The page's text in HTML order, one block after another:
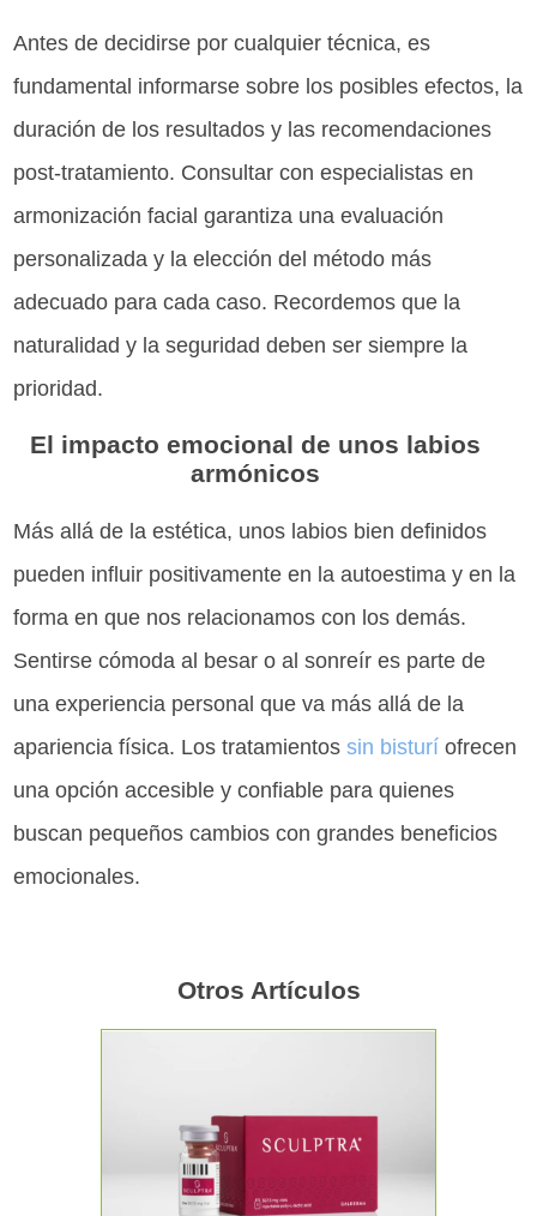
Antes de decidirse por cualquier técnica, es
fundamental informarse sobre los posibles efectos, la
duración de los resultados y las recomendaciones
post-tratamiento. Consultar con especialistas en
armonización facial garantiza una evaluación
personalizada y la elección del método más
adecuado para cada caso. Recordemos que la
naturalidad y la seguridad deben ser siempre la
prioridad.
El impacto emocional de unos labios
armónicos
Más allá de la estética, unos labios bien definidos
pueden influir positivamente en la autoestima y en la
forma en que nos relacionamos con los demás.
Sentirse cómoda al besar o al sonreír es parte de
una experiencia personal que va más allá de la
apariencia física. Los tratamientossin bisturí ofrecen
una opción accesible y confiable para quienes
buscan pequeños cambios con grandes beneficios
emocionales.
Otros Artículos